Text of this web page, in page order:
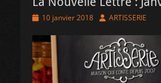
Posted10 janvier 2018 Author
ARTISSERIE